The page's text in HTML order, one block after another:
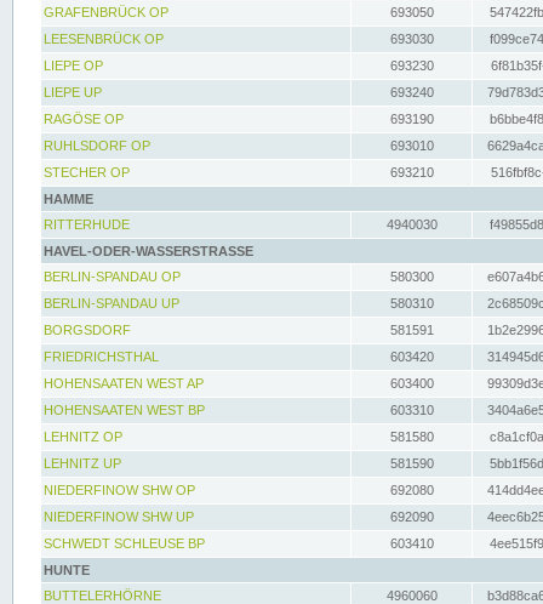
GRAFENBRÜCK OP
693050
LEESENBRÜCK OP
693030
LIEPE OP
693230
LIEPE UP
693240
RAGÖSE OP
693190
RUHLSDORF OP
693010
STECHER OP
693210
HAMME
RITTERHUDE
4940030
HAVEL-ODER-WASSERSTRASSE
BERLIN-SPANDAU OP
580300
BERLIN-SPANDAU UP
580310
BORGSDORF
581591
FRIEDRICHSTHAL
603420
HOHENSAATEN WEST AP
603400
HOHENSAATEN WEST BP
603310
LEHNITZ OP
581580
LEHNITZ UP
581590
NIEDERFINOW SHW OP
692080
NIEDERFINOW SHW UP
692090
SCHWEDT SCHLEUSE BP
603410
HUNTE
BUTTELERHÖRNE
4960060